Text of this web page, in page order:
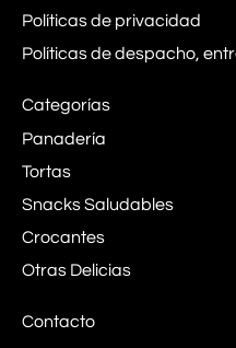
Políticas de privacidad
Políticas de despacho,
Categorías
Panadería
Tortas
Snacks Saludables
Crocantes
Otras Delicias
Contacto